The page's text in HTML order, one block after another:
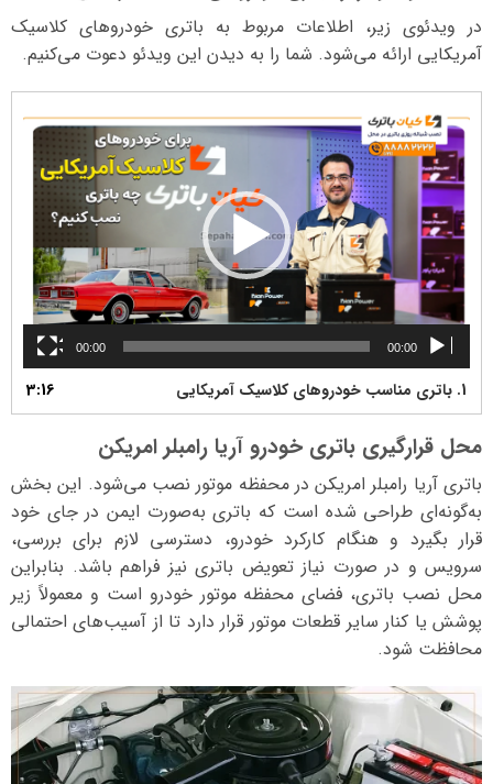
در ویدئوی زیر، اطلاعات مربوط به باتری خودروهای کلاسیک
آمریکایی ارائه می‌شود. شما را به دیدن این ویدئو دعوت می‌کنیم.
نمایشگر
ویدیو
00:00
00:00
1. باتری مناسب خودروهای کلاسیک آمریکایی 3:16
محل قرارگیری باتری خودرو آریا رامبلر امریکن
باتری آریا رامبلر امریکن در محفظه موتور نصب می‌شود. این بخش
به‌گونه‌ای طراحی شده است که باتری به‌صورت ایمن در جای خود
قرار بگیرد و هنگام کارکرد خودرو، دسترسی لازم برای بررسی،
سرویس و در صورت نیاز تعویض باتری نیز فراهم باشد. بنابراین
محل نصب باتری، فضای محفظه موتور خودرو است و معمولاً زیر
پوشش یا کنار سایر قطعات موتور قرار دارد تا از آسیب‌های احتمالی
محافظت شود.